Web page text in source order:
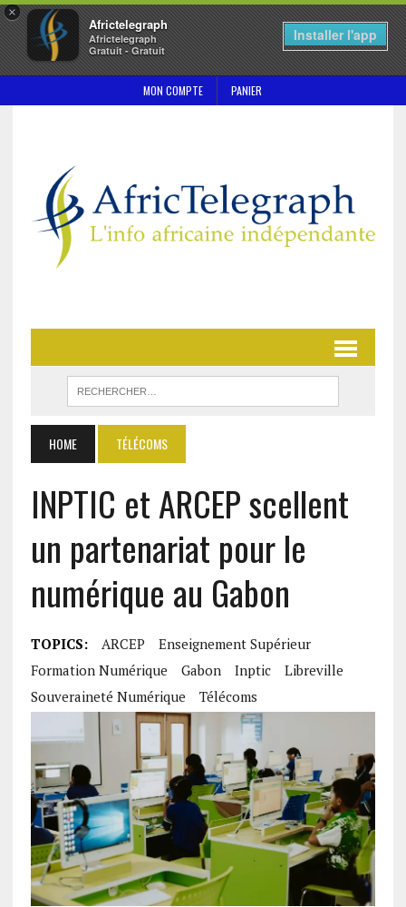
×
Africtelegraph
Africtelegraph
Gratuit - Gratuit
Installer l'app
MON COMPTE PANIER
HOME TÉLÉCOMS
INPTIC et ARCEP scellent
un partenariat pour le
numérique au Gabon
TOPICS: ARCEP
Enseignement Supérieur
Formation Numérique
Gabon Inptic
Libreville
Souveraineté Numérique
Télécoms